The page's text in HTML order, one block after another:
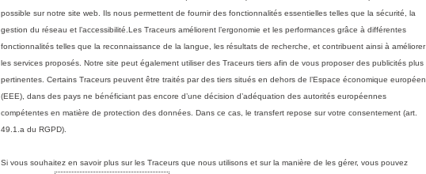
possible sur notre site web. Ils nous permettent de fournir des fonctionnalités essentielles telles que la sécurité, la
gestion du réseau et l’accessibilité.Les Traceurs améliorent l’ergonomie et les performances grâce à différentes
fonctionnalités telles que la reconnaissance de la langue, les résultats de recherche, et contribuent ainsi à améliorer
les services proposés. Notre site peut également utiliser des Traceurs tiers afin de vous proposer des publicités plus
pertinentes. Certains Traceurs peuvent être traités par des tiers situés en dehors de l’Espace économique européen
(EEE), dans des pays ne bénéficiant pas encore d’une décision d’adéquation des autorités européennes
compétentes en matière de protection des données. Dans ce cas, le transfert repose sur votre consentement (art.
49.1.a du RGPD).
Si vous souhaitez en savoir plus sur les Traceurs que nous utilisons et sur la manière de les gérer, vous pouvez